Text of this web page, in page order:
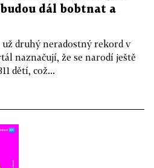
dál bobtnat a
už druhý neradostný rekord v
naznačují, že se narodí ještě
dětí, což...